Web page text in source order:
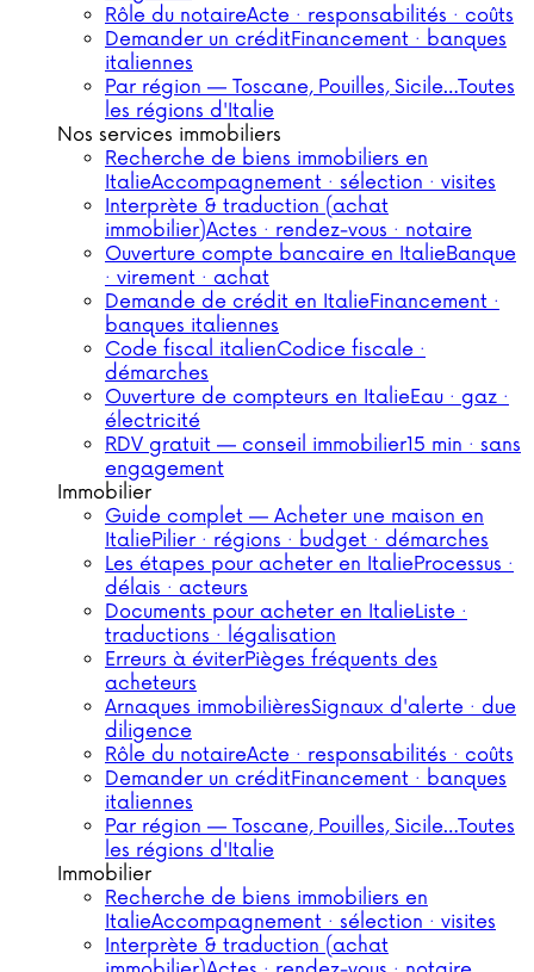
Rôle du notaireActe · responsabilités · coûts
Demander un créditFinancement · banques
italiennes
Par région — Toscane, Pouilles, Sicile…Toutes
les régions d'Italie
Nos services immobiliers
Recherche de biens immobiliers en
ItalieAccompagnement · sélection · visites
Interprète & traduction (achat
immobilier)Actes · rendez-vous · notaire
Ouverture compte bancaire en ItalieBanque
· virement · achat
Demande de crédit en ItalieFinancement ·
banques italiennes
Code fiscal italienCodice fiscale ·
démarches
Ouverture de compteurs en ItalieEau · gaz ·
électricité
RDV gratuit — conseil immobilier15 min · sans
engagement
Immobilier
Guide complet — Acheter une maison en
ItaliePilier · régions · budget · démarches
Les étapes pour acheter en ItalieProcessus ·
délais · acteurs
Documents pour acheter en ItalieListe ·
traductions · légalisation
Erreurs à éviterPièges fréquents des
acheteurs
Arnaques immobilièresSignaux d'alerte · due
diligence
Rôle du notaireActe · responsabilités · coûts
Demander un créditFinancement · banques
italiennes
Par région — Toscane, Pouilles, Sicile…Toutes
les régions d'Italie
Immobilier
Recherche de biens immobiliers en
ItalieAccompagnement · sélection · visites
Interprète & traduction (achat